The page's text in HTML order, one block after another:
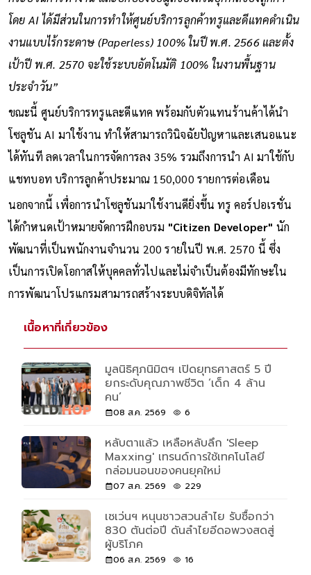
โดย AI ได้มีส่วนในการทำให้ศูนย์บริการลูกค้าทรูและดีแทคดำเนิน
งานแบบไร้กระดาษ (Paperless) 100% ในปี พ.ศ. 2566 และตั้ง
เป้าปี พ.ศ. 2570 จะใช้ระบบอัตโนมัติ 100% ในงานพื้นฐาน
ประจำวัน”
ขณะนี้ ศูนย์บริการทรูและดีแทค พร้อมกับตัวแทนร้านค้าได้นำ
โซลูชัน AI มาใช้งาน ทำให้สามารถวินิจฉัยปัญหาและเสนอแนะ
ได้ทันที ลดเวลาในการจัดการลง 35% รวมถึงการนำ AI มาใช้กับ
แชทบอท บริการลูกค้าประมาณ 150,000 รายการต่อเดือน
นอกจากนี้ เพื่อการนำโซลูชันมาใช้งานดียิ่งขึ้น ทรู คอร์ปอเรชั่น
ได้กำหนดเป้าหมายจัดการฝึกอบรม "Citizen Developer" นัก
พัฒนาที่เป็นพนักงานจำนวน 200 รายในปี พ.ศ. 2570 นี้ ซึ่ง
เป็นการเปิดโอกาสให้บุคคลทั่วไปและไม่จำเป็นต้องมีทักษะใน
การพัฒนาโปรแกรมสามารถสร้างระบบดิจิทัลได้
เนื้อหาที่เกี่ยวข้อง
มูลนิธิศุภนิมิตฯ เปิดยุทธศาสตร์ 5 ปี
ยกระดับคุณภาพชีวิต ‘เด็ก 4 ล้าน
คน’
08 ส.ค. 2569 6
หลับตาแล้ว เหลือหลับลึก 'Sleep
Maxxing' เทรนด์การใช้เทคโนโลยี
กล่อมนอนของคนยุคใหม่
07 ส.ค. 2569 229
เซเว่นฯ หนุนชาวสวนลำไย รับซื้อกว่า
830 ตันต่อปี ดันลำไยอีดอพวงสดสู่
ผู้บริโภค
06 ส.ค. 2569 16